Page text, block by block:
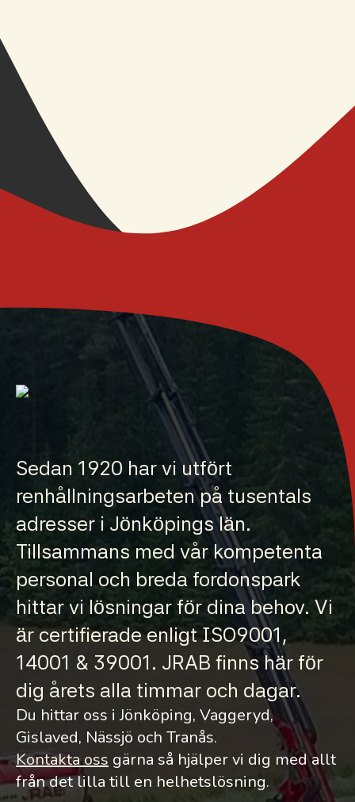
Sedan 1920 har vi utfört
renhållningsarbeten på tusentals
adresser i Jönköpings län.
Tillsammans med vår kompetenta
personal och breda fordonspark
hittar vi lösningar för dina behov. Vi
är certifierade enligt ISO9001,
14001 & 39001. JRAB finns här för
dig årets alla timmar och dagar.
Du hittar oss i Jönköping, Vaggeryd,
Gislaved, Nässjö och Tranås.
Kontakta oss gärna så hjälper vi dig med allt
från det lilla till en helhetslösning.